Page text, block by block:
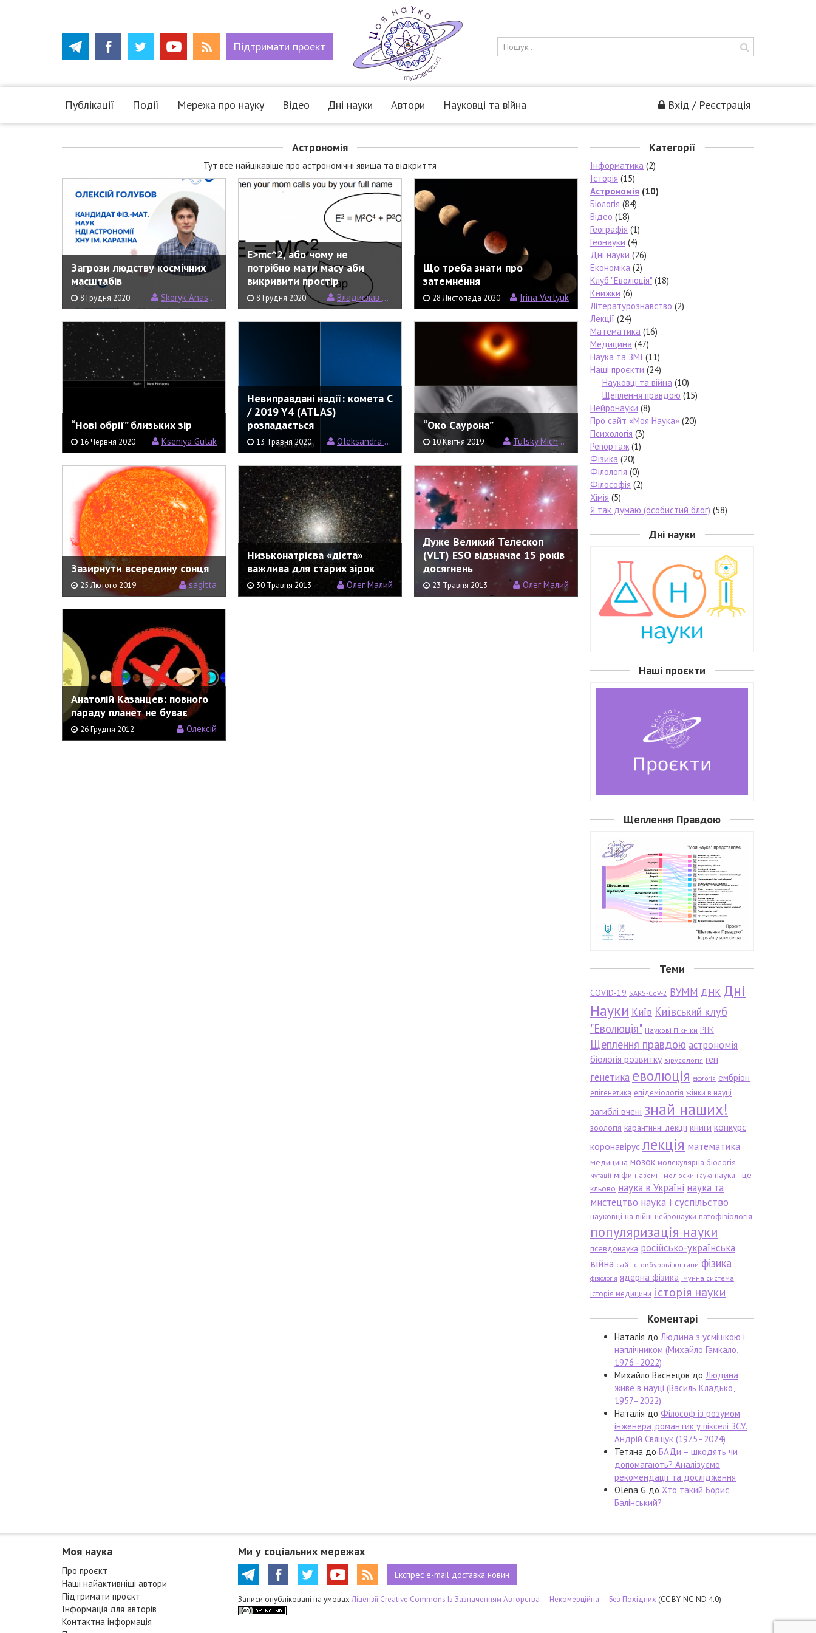
Підтримати проект
Публікації Події Мережа про науку Відео Дні науки Автори Науковці та війна Вхід / Реєстрація
Астрономія
Тут все найцікавіше про астрономічні явища та відкриття
Загрози людству космічних
масштабів
8 Грудня 2020 Skoryk Anastasia
E>mc^2, або чому не
потрібно мати масу аби
викривити простір
8 Грудня 2020 Владислав Вертелецький
Що треба знати про
затемнення
28 Листопада 2020 Irina Verlyuk
“Нові обрії” близьких зір
16 Червня 2020 Kseniya Gulak
Невиправдані надії: комета C
/ 2019 Y4 (ATLAS)
розпадається
13 Травня 2020 Oleksandra Ivanova
“Око Саурона”
10 Квітня 2019 Tulsky Michael
Зазирнути всередину сонця
25 Лютого 2019 sagitta
Низьконатрієва «дієта»
важлива для старих зірок
30 Травня 2013 Олег Малий
Дуже Великий Телескоп
(VLT) ESO відзначає 15 років
досягнень
23 Травня 2013 Олег Малий
Анатолій Казанцев: повного
параду планет не буває
26 Грудня 2012 Олексій
Категорії
Інформатика (2)
Історія (15)
Астрономія (10)
Біологія (84)
Відео (18)
Географія (1)
Геонауки (4)
Дні науки (26)
Економіка (2)
Клуб "Еволюція" (18)
Книжки (6)
Літературознавство (2)
Лекції (24)
Математика (16)
Медицина (47)
Наука та ЗМІ (11)
Наші проєкти (24)
Науковці та війна (10)
Щеплення правдою (15)
Нейронауки (8)
Про сайт «Моя Наука» (20)
Психологія (3)
Репортаж(1)
Фізика (20)
Філологія (0)
Філософія (2)
Хімія (5)
Я так думаю (особистий блог) (58)
Дні науки
Наші проєкти
Щеплення Правдою
Теми
COVID-19 SARS-CoV-2 ВУММ ДНК Дні
Науки Київ Київський клуб
"Еволюція" Наукові Пікніки РНК
Щеплення правдою астрономія
біологія розвитку вірусологія ген
генетика еволюція екологія ембріон
епігенетика епідеміологія жінки в науці
загиблі вчені знай наших!
зоологія карантинні лекції книги конкурс
коронавірус лекція математика
медицина мозок молекулярна біологія
мутації міфи наземні молюски наука наука - це
кльово наука в Україні наука та
мистецтво наука і суспільство
науковці на війні нейронауки патофізіологія
популяризація науки
псевдонаука російсько-українська
війна сайт стовбурові клітини фізика
фізіологія ядерна фізика імунна система
історія медицини історія науки
Коментарі
Наталія до Людина з усмішкою і
наплічником (Михайло Гамкало,
1976–2022)
Михайло Васнєцов до Людина
живе в науці (Василь Кладько,
1957–2022)
Наталія до Філософ із розумом
інженера, романтик у пікселі ЗСУ.
Андрій Свящук (1975–2024)
Тетяна до БАДи – шкодять чи
допомагають? Аналізуємо
рекомендації та дослідження
Olena G до Хто такий Борис
Балінський?
Моя наука
Про проєкт
Наші найактивніші автори
Підтримати проєкт
Інформація для авторів
Контактна інформація
Ми у соціальних мережах
Експрес e-mail доставка новин
Записи опубліковані на умовах Ліцензії Creative Commons Із Зазначенням Авторства — Некомерційна — Без Похідних (CC BY-NC-ND 4.0)